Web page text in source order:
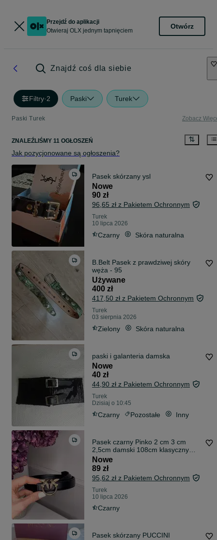
Przejdź do aplikacji
Otwieraj OLX jednym tapnięciem
Otwórz
Znajdź coś dla siebie
Filtry·2 Paski Turek
Paski Turek Zobacz
ZNALEŹLIŚMY 11 OGŁOSZEŃ
Jak pozycjonowane są ogłoszenia?
Pasek skórzany ysl
Nowe
90 zł
96,65 zł z Pakietem Ochronnym
Turek
10 lipca 2026
Czarny Skóra naturalna
B.Belt Pasek z prawdziwej skóry
węża - 95
Używane
400 zł
417,50 zł z Pakietem Ochronnym
Turek
03 sierpnia 2026
Zielony Skóra naturalna
paski i galanteria damska
Nowe
40 zł
44,90 zł z Pakietem Ochronnym
Turek
Dzisiaj o 10:45
Czarny Pozostałe Inny
Pasek czarny Pinko 2 cm 3 cm
2,5cm damski 108cm klasyczny
105 cm 110 cm nowy z gołębiami
Nowe
89 zł
95,62 zł z Pakietem Ochronnym
Turek
10 lipca 2026
Czarny
Pasek skórzany PUCCINI